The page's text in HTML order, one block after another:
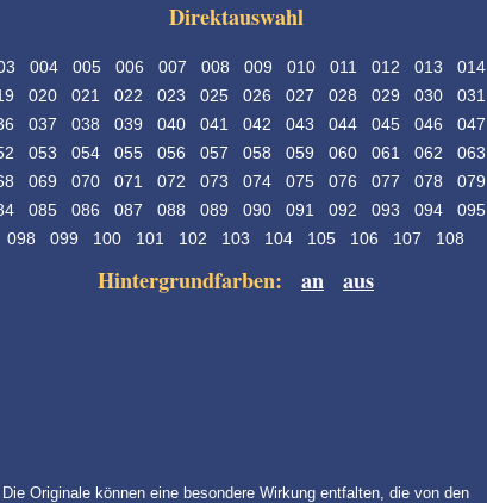
Direktauswahl
004 005 006 007 008 009 010 011 012 013 014
020 021 022 023 025 026 027 028 029 030 031
037 038 039 040 041 042 043 044 045 046 047
053 054 055 056 057 058 059 060 061 062 063
069 070 071 072 073 074 075 076 077 078 079
085 086 087 088 089 090 091 092 093 094 095
098
099 100 101 102 103 104 105 106 107 108
Hintergrundfarben: an aus
Die Originale können eine besondere Wirkung entfalten, die von den